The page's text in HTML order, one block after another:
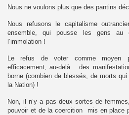
Nous ne voulons plus que des pantins
Nous refusons le capitalisme
ensemble, qui pousse les gens au
l’immolation !
Le refus de voter comme moyen
efficacement, au-delà des
borne (combien de blessés, de morts
la Nation) !
Non, il n’y a pas deux sortes de
pouvoir et de la coercition mis en place